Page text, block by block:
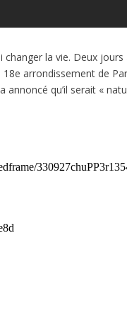
la vie. Deux
arrondissement de
annoncé qu’il serait «